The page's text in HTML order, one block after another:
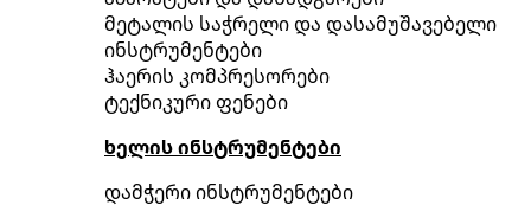
მეტალის საჭრელი და დასამუშავებელი
ინსტრუმენტები
ჰაერის კომპრესორები
ტექნიკური ფენები
ხელის ინსტრუმენტები
დამჭერი ინსტრუმენტები